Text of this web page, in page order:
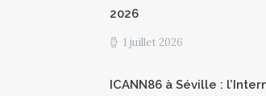
2026
1 juillet 2026
ICANN86 à Séville :